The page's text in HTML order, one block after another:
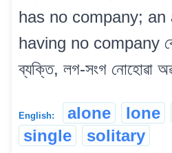
has no company;
having no company
ব্যক্তি, লগ-সংগ নোহোৱা
English: alone lone
single
solitary